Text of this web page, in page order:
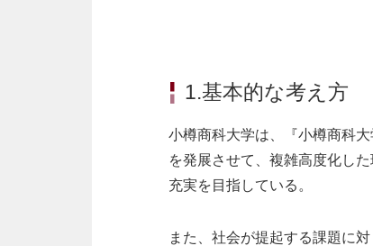
1.基本的な考え方
小樽商科大学は、『小樽商科
を発展させて、複雑高度化し
充実を目指している。
また、社会が提起する課題に